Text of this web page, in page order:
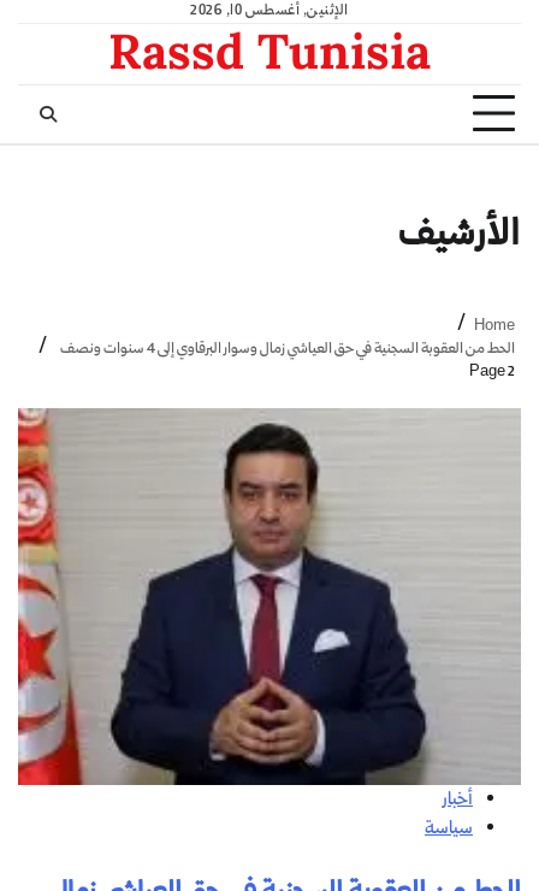
الإثنين, أغسطس 10, 2026
Rassd Tunisia
الأرشيف
Home
الحط من العقوبة السجنية في حق العياشي زمال وسوار البرقاوي إلى 4 سنوات ونصف
Page 2
أخبار
سياسة